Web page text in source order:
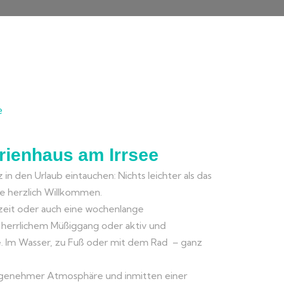
am Irrsee
den Urlaub eintauchen: Nichts leichter als das
herzlich Willkommen.
oder auch eine wochenlange
Müßiggang oder aktiv und
Im Wasser, zu Fuß oder mit dem Rad – ganz
Atmosphäre und inmitten einer